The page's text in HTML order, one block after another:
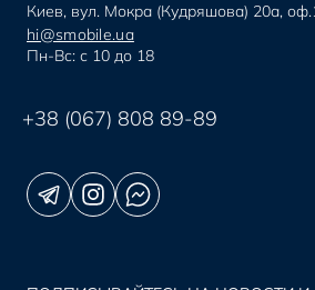
Киев, вул. Мокра (Кудряшова) 20а,
hi@smobile.ua
Пн-Вс: с 10 до 18
+38 (067) 808 89-89